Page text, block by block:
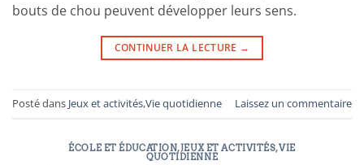
bouts de chou peuvent développer leurs sens.
CONTINUER LA LECTURE →
Posté dans Jeux et activités,Vie quotidienne Laissez un commentaire
ÉCOLE ET ÉDUCATION,JEUX ET ACTIVITÉS,VIE
QUOTIDIENNE